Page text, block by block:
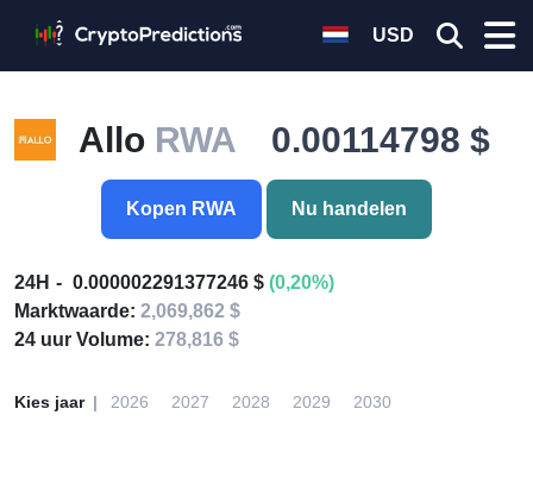
USD
Allo RWA 0.00114798 $
Kopen RWA Nu handelen
24H 0.000002291377246 $ (0,20%)
Marktwaarde: 2,069,862 $
24 uur Volume: 278,816 $
Kies jaar 2026 2027 2028 2029 2030